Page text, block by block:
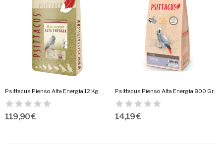
Psittacus Pienso Alta Energia 12 Kg.
119,90 €
Psittacus Pienso Alta Energia 800 Gr.
14,19 €